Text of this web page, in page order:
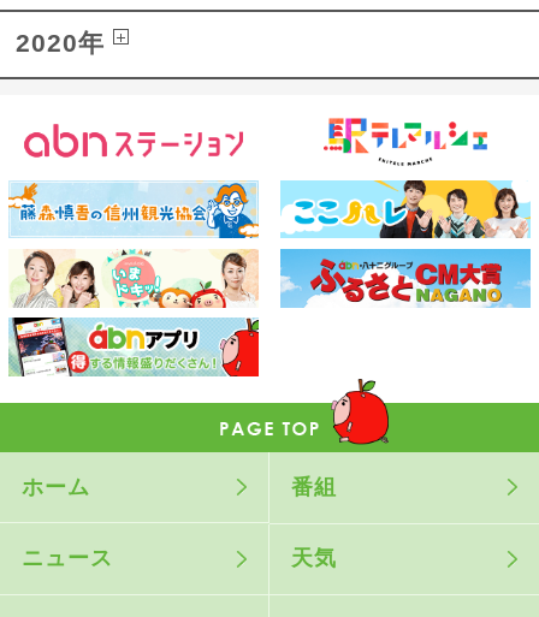
2020年
ホーム 番組
ニュース 天気